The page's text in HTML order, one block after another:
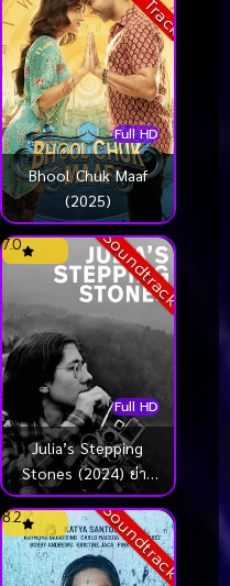
Full HD
Bhool Chuk Maaf
(2025)
Soundtrack
Full HD
7.0
Julia’s Stepping
Stones (2024) ย่าง
ก้าวของจูเลีย
Soundtrack
8.2